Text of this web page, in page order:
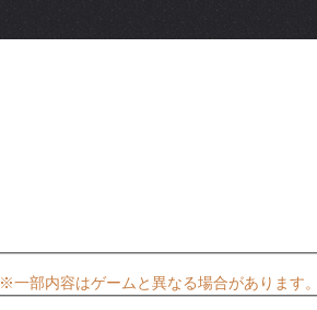
※一部内容はゲームと異なる場合があります